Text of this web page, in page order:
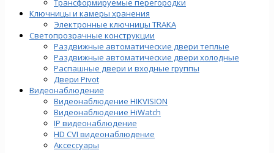
Ключницы и камеры хранения
Электронные ключницы TRAKA
Светопрозрачные конструкции
Раздвижные автоматические двери теплые
Раздвижные автоматические двери холодные
Распашные двери и входные группы
Двери Pivot
Видеонаблюдение
Видеонаблюдение HIKVISION
Видеонаблюдение HiWatch
IP видеонаблюдение
HD CVI видеонаблюдение
Аксессуары